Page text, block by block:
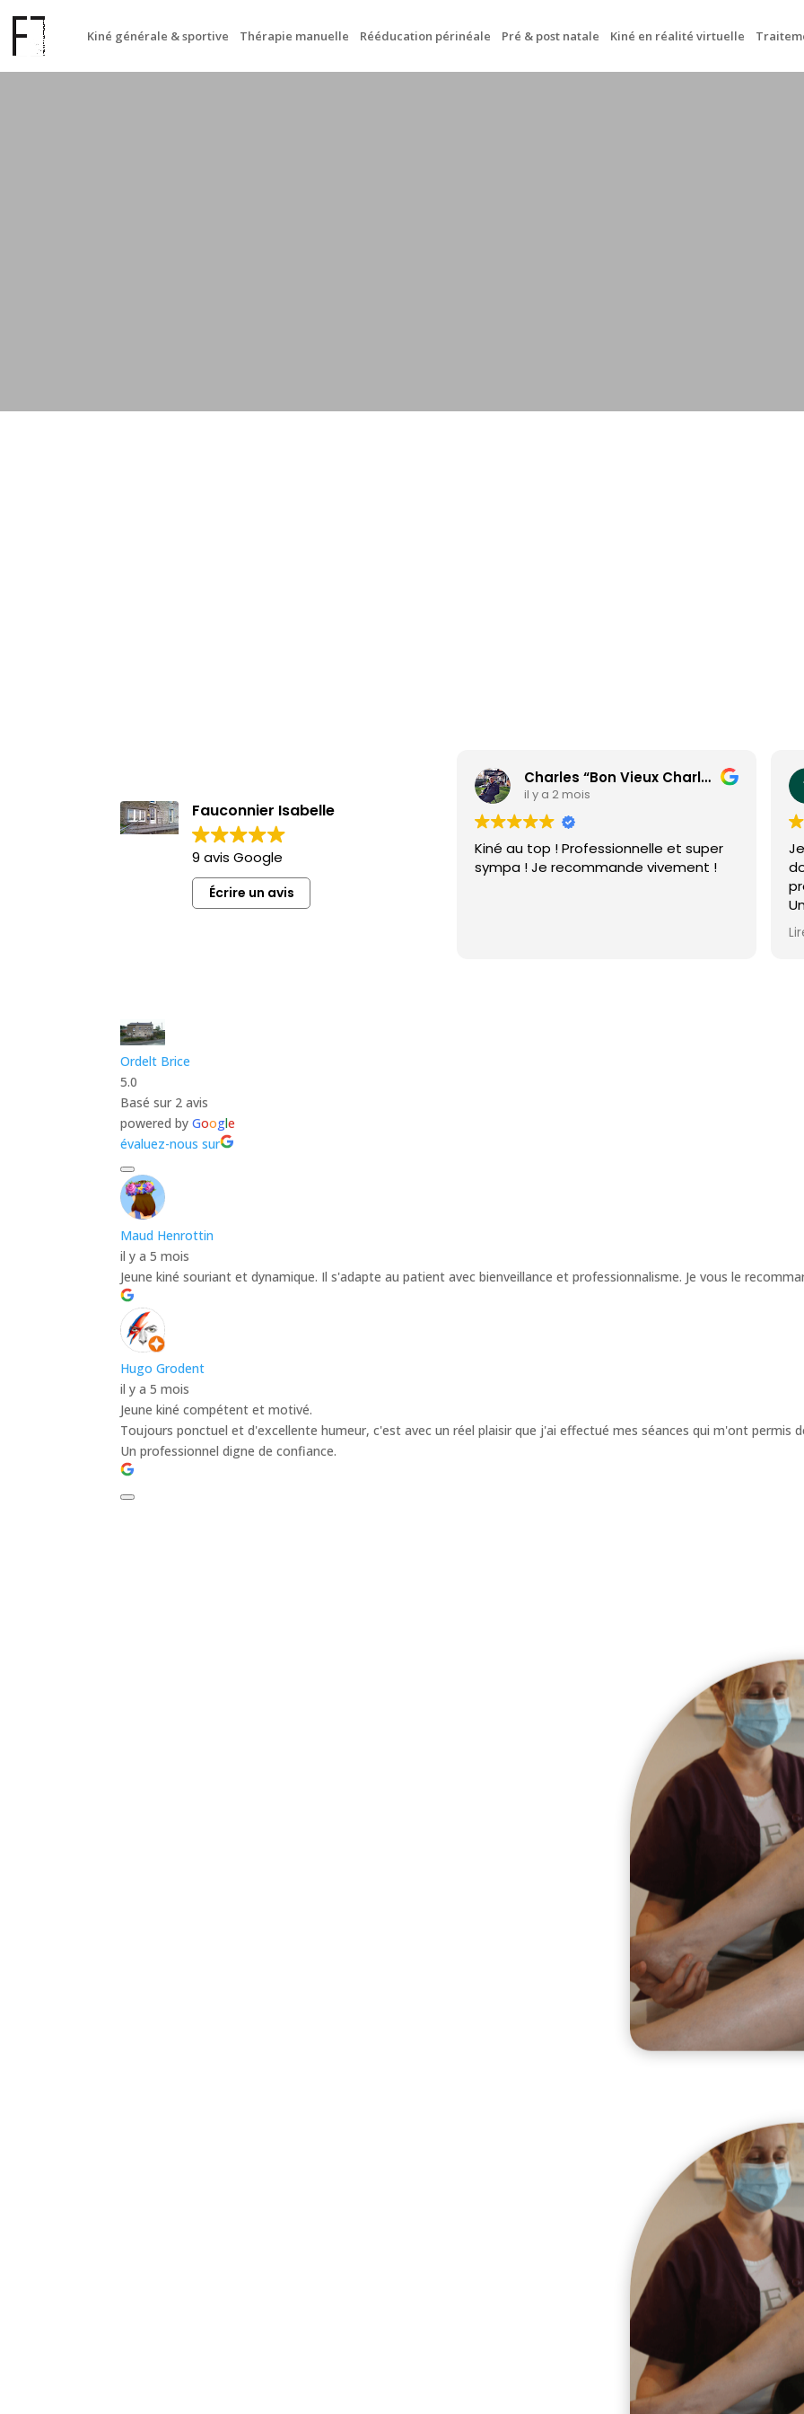
Kiné générale & sportive Thérapie manuelle Rééducation périnéale Pré & post natale Kiné en réalité virtuelle
Fauconnier Isabelle
9 avis Google
Écrire un avis
Charles “Bon Vieux Charles” Raeymaekers
il y a 2 mois
Kiné au top ! Professionnelle et super
sympa ! Je recommande vivement !
à
Ordelt Brice
5.0
Basé sur 2 avis
powered byGoogle
évaluez-nous sur
Maud Henrottin
il y a 5 mois
Jeune kiné souriant et dynamique. Il s'adapte au patient avec bienveillance et professionnalisme. Je vous le
Hugo Grodent
il y a 5 mois
Jeune kiné compétent et motivé.
Toujours ponctuel et d'excellente humeur, c'est avec un réel plaisir que j'ai effectué mes séances qui m'ont permis
Un professionnel digne de confiance.